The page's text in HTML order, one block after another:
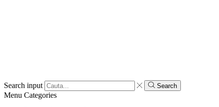
Search input Search
Menu Categories